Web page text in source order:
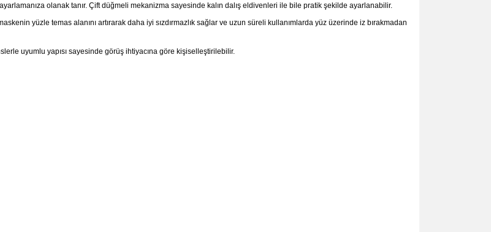
olanak tanır. Çift düğmeli mekanizma sayesinde kalın dalış eldivenleri ile bile pratik şekilde ayarlanabilir.
yüzle temas alanını artırarak daha iyi sızdırmazlık sağlar ve uzun süreli kullanımlarda yüz üzerinde iz bırakmadan
uyumlu yapısı sayesinde görüş ihtiyacına göre kişiselleştirilebilir.